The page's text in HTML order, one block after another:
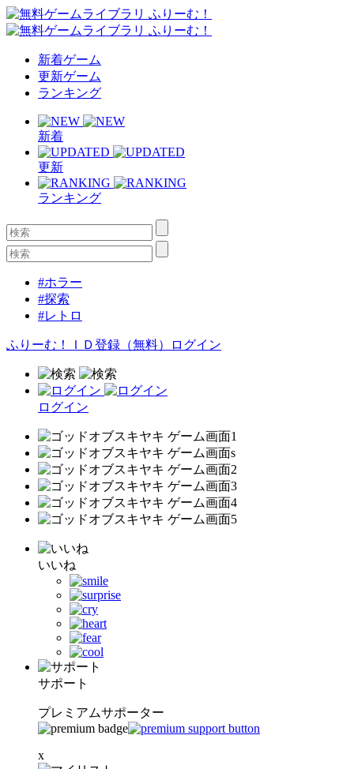
新着ゲーム
更新ゲーム
ランキング
新着
更新
ランキング
#ホラー
#探索
#レトロ
ふりーむ！ＩＤ登録（無料） ログイン
ログイン
いいね
サポート
プレミアムサポーター
x